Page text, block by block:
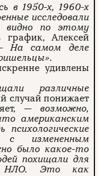
в 1950-х, 1960-х
исследовали
видно по этому
Алексей
На самом деле
.
удивлены
различные
случай понижает
— возможно,
американским
психологические
с измененным
было какое-то
похищали для
НЛО. Это как